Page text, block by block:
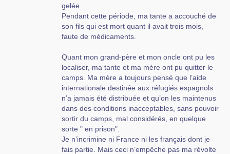
gelée.
Pendant cette période, ma tante a accouché de
son fils qui est mort quant il avait trois mois,
faute de médicaments.
Quant mon grand-père et mon oncle ont pu les
localiser, ma tante et ma mère ont pu quitter le
camps. Ma mère a toujours pensé que l’aide
internationale destinée aux réfugiés espagnols
n’a jamais été distribuée et qu’on les maintenus
dans des conditions inacceptables, sans pouvoir
sortir du camps, mal considérés, en quelque
sorte " en prison".
Je n’incrimine ni France ni les français dont je
fais partie. Mais ceci n’empêche pas ma révolte